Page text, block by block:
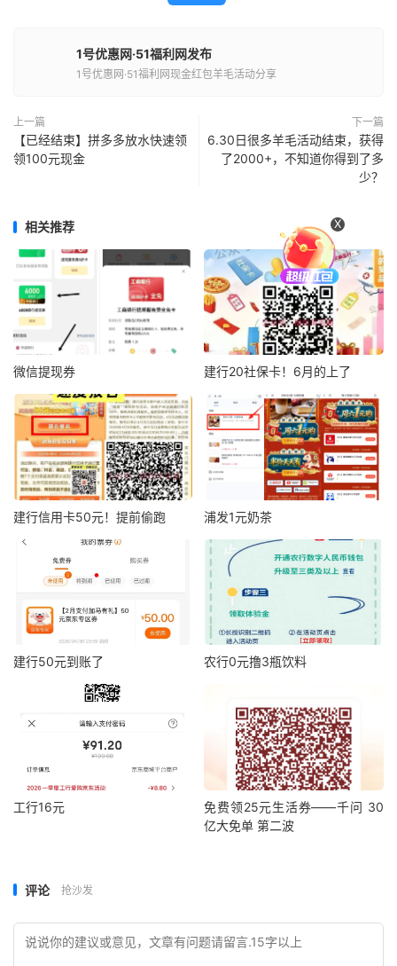
1号优惠网·51福利网发布
1号优惠网·51福利网现金红包羊毛活动分享
上一篇
【已经结束】拼多多放水快速领
领100元现金
下一篇
6.30日很多羊毛活动结束，获得
了2000+，不知道你得到了多
少？
相关推荐
微信提现券 建行20社保卡！6月的上了
建行信用卡50元！提前偷跑 浦发1元奶茶
建行50元到账了 农行0元撸3瓶饮料
工行16元
免费领25元生活券——千问 30
亿大免单 第二波
评论 抢沙发
X